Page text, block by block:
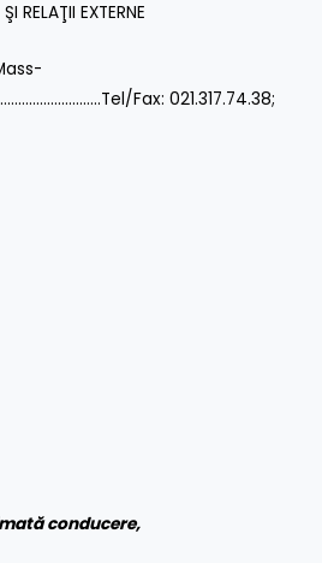
RELAŢII EXTERNE
Fax: 021.317.74.38;
conducere,